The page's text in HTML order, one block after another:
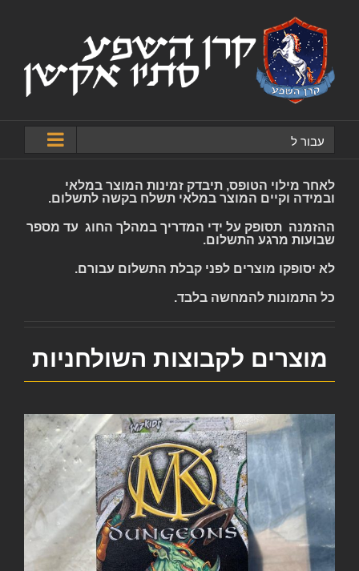
עבור ל
לאחר מילוי הטופס, תיבדק זמינות המוצר במלאי
ובמידה וקיים המוצר במלאי תשלח בקשה לתשלום.
ההזמנה תסופק על ידי המדריך במהלך החוג עד מספר
שבועות מרגע התשלום.
לא יסופקו מוצרים לפני קבלת התשלום עבורם.
כל התמונות להמחשה בלבד.
מוצרים לקבוצות השולחניות